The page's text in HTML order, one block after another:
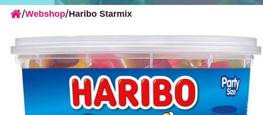
/Webshop/Haribo Starmix